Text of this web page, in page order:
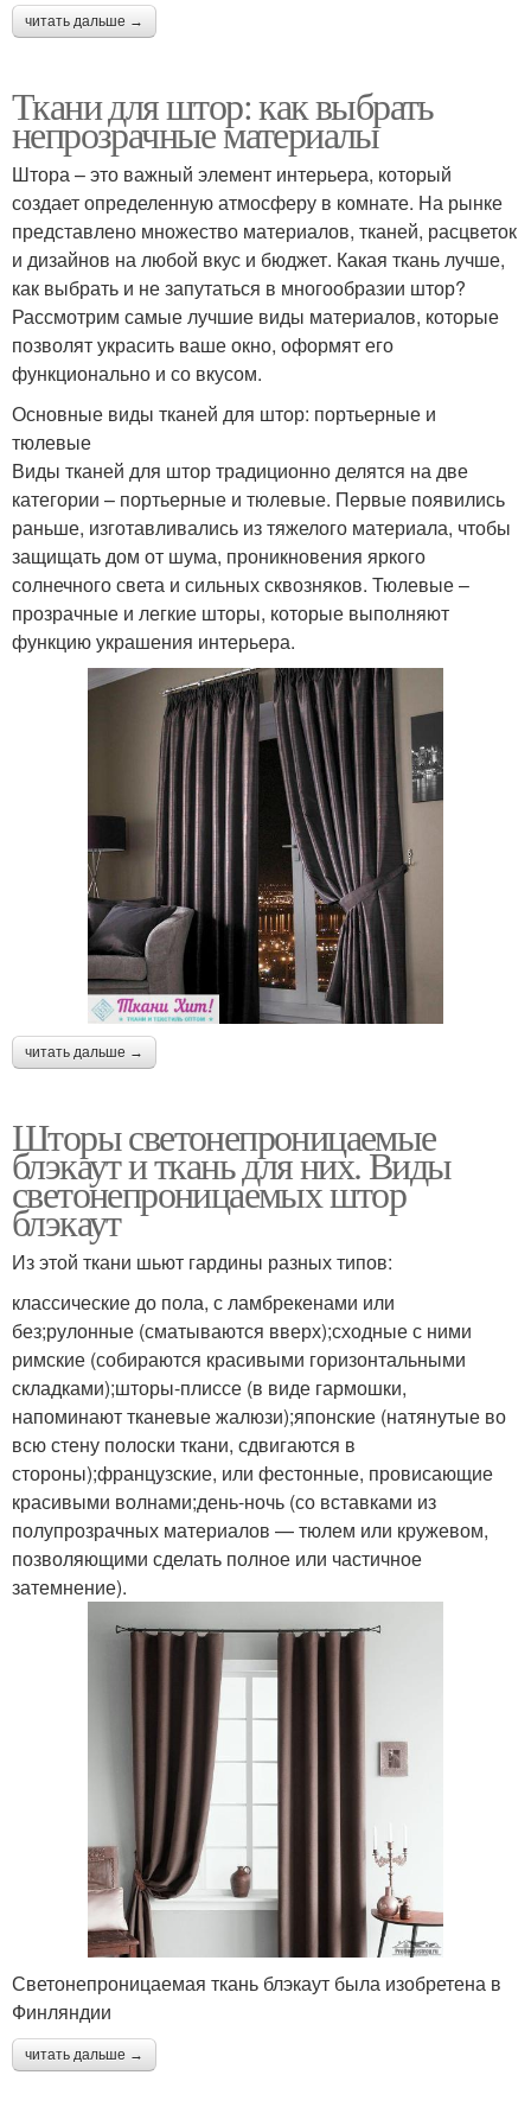
читать дальше →
Ткани для штор: как выбрать
непрозрачные материалы
Штора – это важный элемент интерьера, который
создает определенную атмосферу в комнате. На рынке
представлено множество материалов, тканей, расцветок
и дизайнов на любой вкус и бюджет. Какая ткань лучше,
как выбрать и не запутаться в многообразии штор?
Рассмотрим самые лучшие виды материалов, которые
позволят украсить ваше окно, оформят его
функционально и со вкусом.
Основные виды тканей для штор: портьерные и
тюлевые
Виды тканей для штор традиционно делятся на две
категории – портьерные и тюлевые. Первые появились
раньше, изготавливались из тяжелого материала, чтобы
защищать дом от шума, проникновения яркого
солнечного света и сильных сквозняков. Тюлевые –
прозрачные и легкие шторы, которые выполняют
функцию украшения интерьера.
читать дальше →
Шторы светонепроницаемые
блэкаут и ткань для них. Виды
светонепроницаемых штор
блэкаут
Из этой ткани шьют гардины разных типов:
классические до пола, с ламбрекенами или
без;рулонные (сматываются вверх);сходные с ними
римские (собираются красивыми горизонтальными
складками);шторы-плиссе (в виде гармошки,
напоминают тканевые жалюзи);японские (натянутые во
всю стену полоски ткани, сдвигаются в
стороны);французские, или фестонные, провисающие
красивыми волнами;день-ночь (со вставками из
полупрозрачных материалов — тюлем или кружевом,
позволяющими сделать полное или частичное
затемнение).
Светонепроницаемая ткань блэкаут была изобретена в
Финляндии
читать дальше →